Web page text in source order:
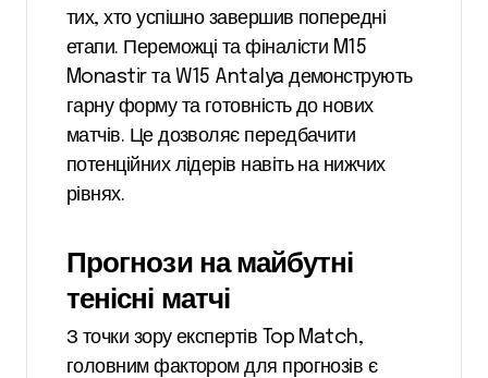
тих, хто успішно завершив попередні
етапи. Переможці та фіналісти M15
Monastir та W15 Antalya демонструють
гарну форму та готовність до нових
матчів. Це дозволяє передбачити
потенційних лідерів навіть на нижчих
рівнях.
Прогнози на майбутні
тенісні матчі
З точки зору експертів Top Match,
головним фактором для прогнозів є